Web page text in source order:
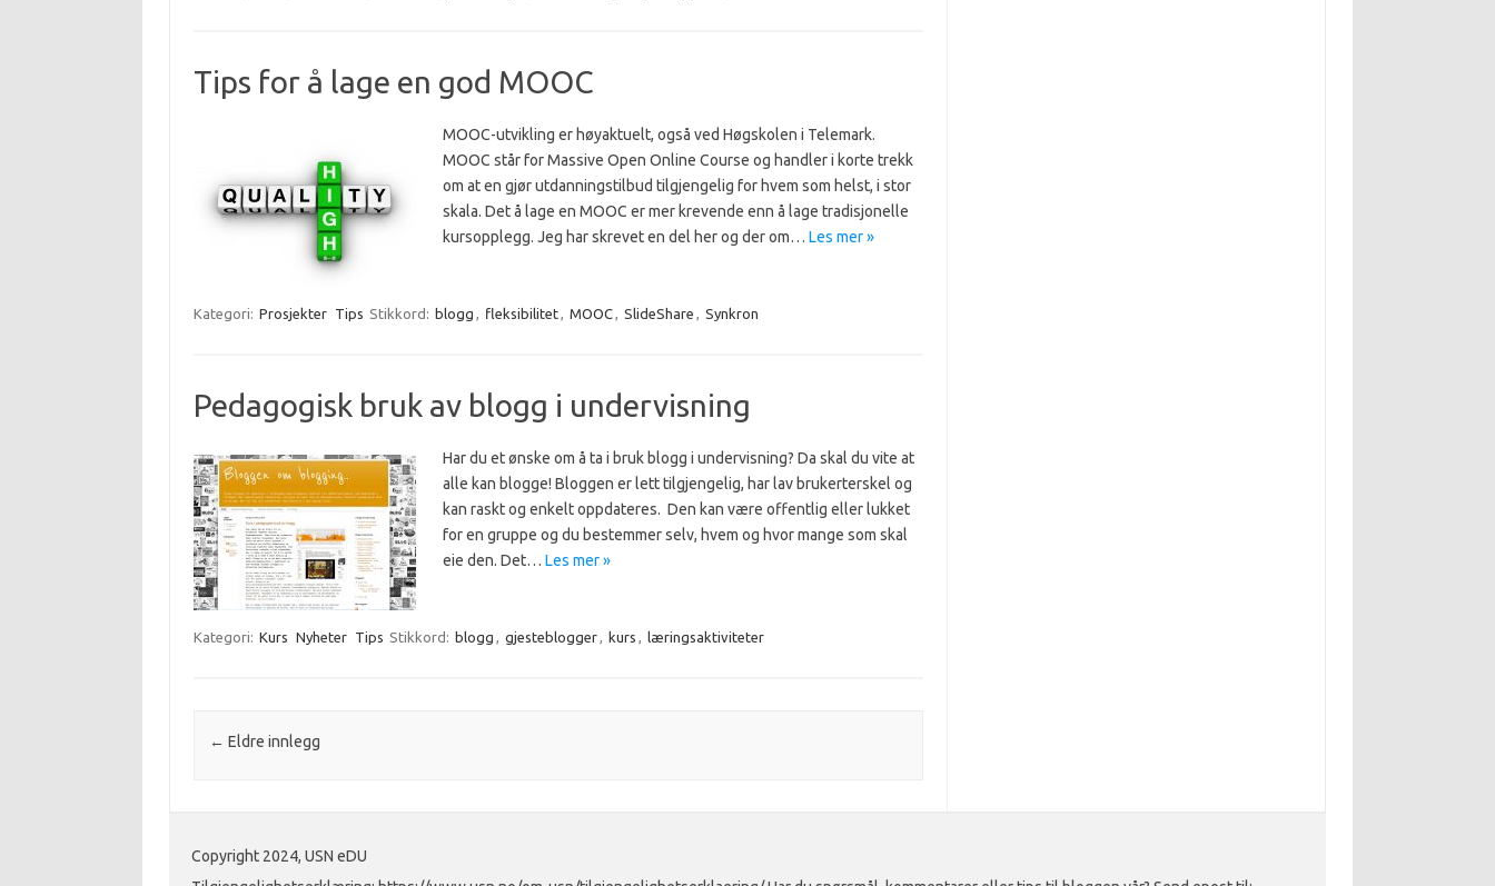
Tips for å lage en god MOOC
MOOC-utvikling er høyaktuelt, også ved Høgskolen i Telemark.
MOOC står for Massive Open Online Course og handler i korte trekk
om at en gjør utdanningstilbud tilgjengelig for hvem som helst, i stor
skala. Det å lage en MOOC er mer krevende enn å lage tradisjonelle
kursopplegg. Jeg har skrevet en del her og der om… Les mer »
Kategori: Prosjekter Tips Stikkord: blogg , fleksibilitet, MOOC, SlideShare , Synkron
Pedagogisk bruk av blogg i undervisning
Har du et ønske om å ta i bruk blogg i undervisning? Da skal du vite at
alle kan blogge! Bloggen er lett tilgjengelig, har lav brukerterskel og
kan raskt og enkelt oppdateres. Den kan være offentlig eller lukket
for en gruppe og du bestemmer selv, hvem og hvor mange som skal
eie den. Det… Les mer »
Kategori: Kurs Nyheter Tips Stikkord: blogg , gjesteblogger, kurs , læringsaktiviteter
Innleggsnavigasjon
← Eldre innlegg
Copyright 2024, USN eDU